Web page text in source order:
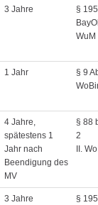
3 Jahre
§
WuM
1 Jahr
§ 9
4 Jahre,
spätestens 1
Jahr nach
Beendigung des
MV
§ 88
2
II.
3 Jahre §